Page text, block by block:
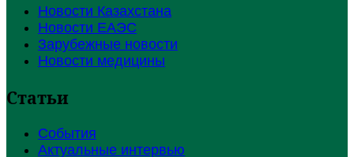
Новости Казахстана
Новости ЕАЭС
Зарубежные новости
Новости медицины
Статьи
События
Актуальные интервью